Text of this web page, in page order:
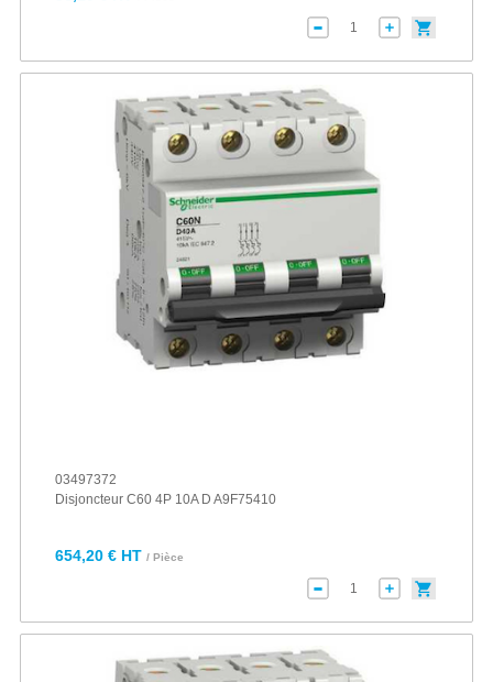
03497372
Disjoncteur C60 4P 10A D A9F75410
654,20 € HT / Pièce